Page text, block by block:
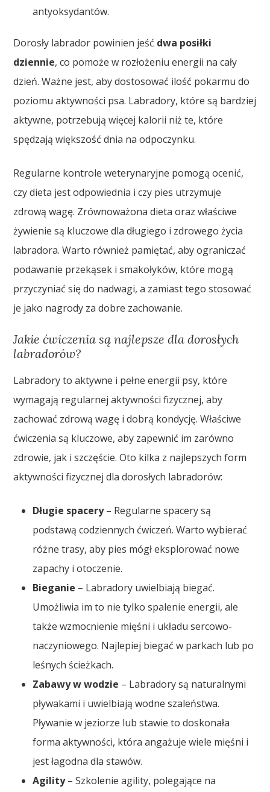
antyoksydantów.
Dorosły labrador powinien jeść dwa posiłki
dziennie, co pomoże w rozłożeniu energii na cały
dzień. Ważne jest, aby dostosować ilość pokarmu do
poziomu aktywności psa. Labradory, które są bardziej
aktywne, potrzebują więcej kalorii niż te, które
spędzają większość dnia na odpoczynku.
Regularne kontrole weterynaryjne pomogą ocenić,
czy dieta jest odpowiednia i czy pies utrzymuje
zdrową wagę. Zrównoważona dieta oraz właściwe
żywienie są kluczowe dla długiego i zdrowego życia
labradora. Warto również pamiętać, aby ograniczać
podawanie przekąsek i smakołyków, które mogą
przyczyniać się do nadwagi, a zamiast tego stosować
je jako nagrody za dobre zachowanie.
Jakie ćwiczenia są najlepsze dla dorosłych
labradorów?
Labradory to aktywne i pełne energii psy, które
wymagają regularnej aktywności fizycznej, aby
zachować zdrową wagę i dobrą kondycję. Właściwe
ćwiczenia są kluczowe, aby zapewnić im zarówno
zdrowie, jak i szczęście. Oto kilka z najlepszych form
aktywności fizycznej dla dorosłych labradorów:
Długie spacery– Regularne spacery są
podstawą codziennych ćwiczeń. Warto wybierać
różne trasy, aby pies mógł eksplorować nowe
zapachy i otoczenie.
Bieganie – Labradory uwielbiają biegać.
Umożliwia im to nie tylko spalenie energii, ale
także wzmocnienie mięśni i układu sercowo-
naczyniowego. Najlepiej biegać w parkach lub po
leśnych ścieżkach.
Zabawy w wodzie – Labradory są naturalnymi
pływakami i uwielbiają wodne szaleństwa.
Pływanie w jeziorze lub stawie to doskonała
forma aktywności, która angażuje wiele mięśni i
jest łagodna dla stawów.
Agility– Szkolenie agility, polegające na